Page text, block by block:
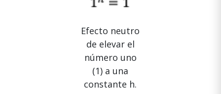
Efecto neutro
de elevar el
número uno
(1) a una
constante h.